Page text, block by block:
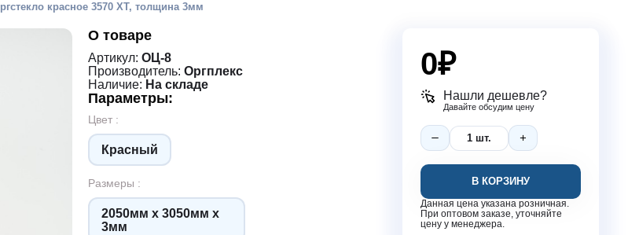
красное 3570 XT, толщина 3мм
О товаре
Артикул:ОЦ-8
Производитель:Оргплекс
Наличие: На складе
Параметры:
Цвет :
Красный
Размеры :
2050мм х 3050мм х
3мм
0₽
Нашли дешевле?
Давайте обсудим цену
В КОРЗИНУ
Данная цена указана розничная.
При оптовом заказе, уточняйте
цену у менеджера.